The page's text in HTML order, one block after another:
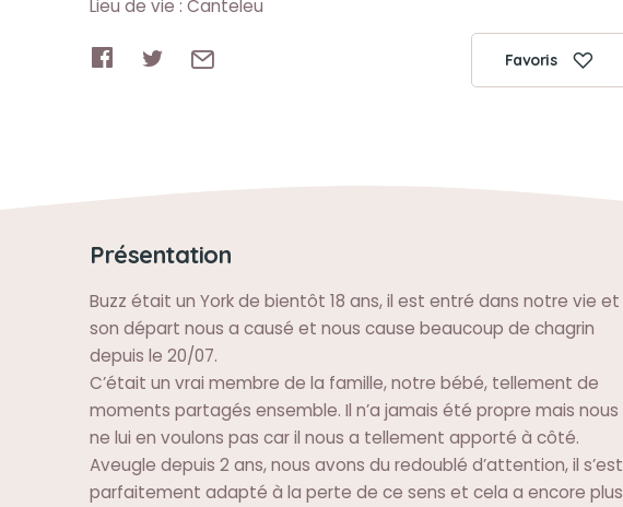
Lieu de vie : Canteleu
Favoris
Présentation
Buzz était un York de bientôt 18 ans, il est entré dans notre vie et
son départ nous a causé et nous cause beaucoup de chagrin
depuis le 20/07.
C’était un vrai membre de la famille, notre bébé, tellement de
moments partagés ensemble. Il n’a jamais été propre mais nous
ne lui en voulons pas car il nous a tellement apporté à côté.
Aveugle depuis 2 ans, nous avons du redoublé d’attention, il s’est
parfaitement adapté à la perte de ce sens et cela a encore plus